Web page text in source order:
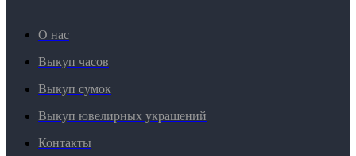
О нас
Выкуп часов
Выкуп сумок
Выкуп ювелирных украшений
Контакты